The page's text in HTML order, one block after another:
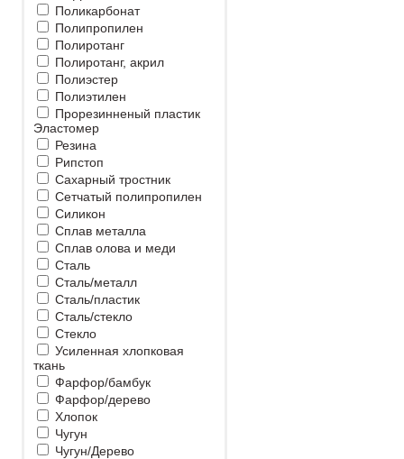
Поликарбонат
Полипропилен
Полиротанг
Полиротанг, акрил
Полиэстер
Полиэтилен
Прорезинненый пластик
Эластомер
Резина
Рипстоп
Сахарный тростник
Сетчатый полипропилен
Силикон
Сплав металла
Сплав олова и меди
Сталь
Сталь/металл
Сталь/пластик
Сталь/стекло
Стекло
Усиленная хлопковая
ткань
Фарфор/бамбук
Фарфор/дерево
Хлопок
Чугун
Чугун/Дерево